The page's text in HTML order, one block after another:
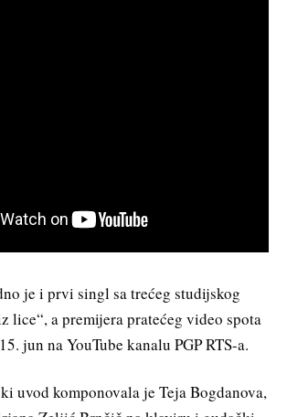
je i prvi singl sa trećeg studijskog
lice“, a premijera pratećeg video spota
jun na YouTube kanalu PGP RTS-a.
uvod komponovala je Teja Bogdanova,